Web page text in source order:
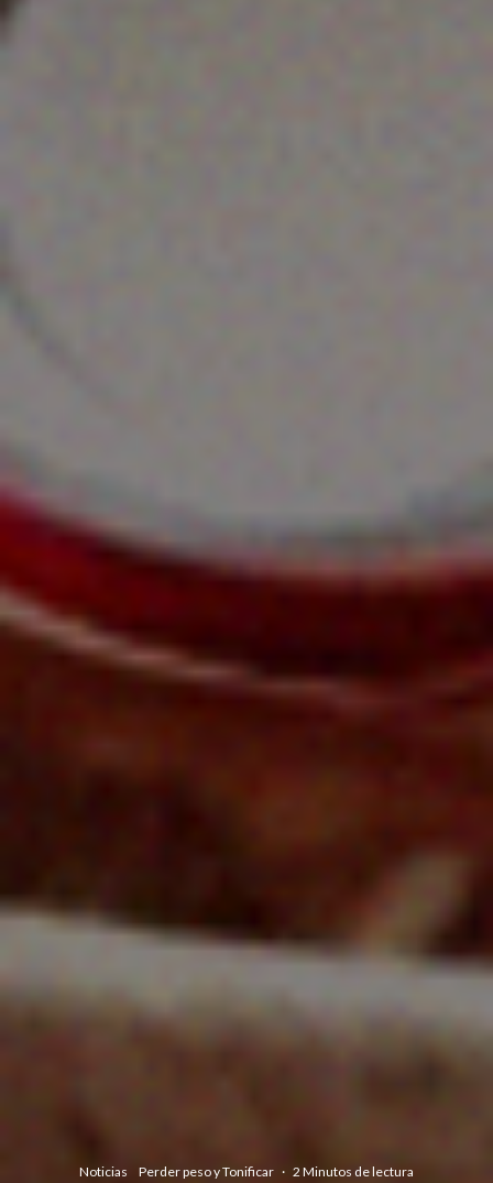
Noticias Perder peso y Tonificar · 2 Minutos de lectura